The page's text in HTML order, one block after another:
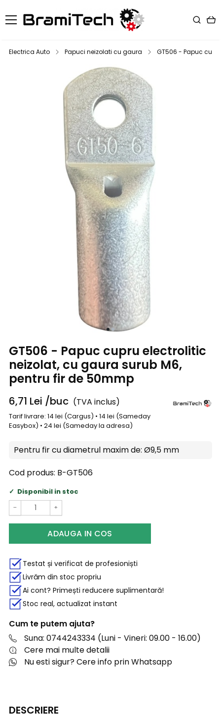
Electrica Auto Papuci neizolati cu gaura GT506 - Papuc
GT506 - Papuc cupru electrolitic
neizolat, cu gaura surub M6,
pentru fir de 50mmp
6,71 Lei /buc (TVA inclus)
Tarif livrare: 14 lei (Cargus) • 14 lei (Sameday
Easybox) • 24 lei (Sameday la adresa)
Cod produs: B-GT506
Pentru fir cu diametrul maxim de: Ø9,5 mm
Disponibil in stoc
− +
ADAUGA IN COS
Testat și verificat de profesioniști
Livrăm din stoc propriu
Ai cont? Primești reducere suplimentară!
Stoc real, actualizat instant
Cum te putem ajuta?
Suna: 0744243334 (Luni - Vineri: 09.00 - 16.00)
Cere mai multe detalii
Nu esti sigur? Cere info prin Whatsapp
DESCRIERE